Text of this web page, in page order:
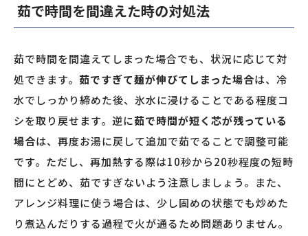
茹で時間を間違えた時の対処法
茹で時間を間違えてしまった場合でも、状況に応じて対
処できます。 茹ですぎて麺が伸びてしまった場合は、冷
水でしっかり締めた後、氷水に浸けることである程度コ
シを取り戻せます。逆に茹で時間が短く芯が残っている
場合は、再度お湯に戻して追加で茹でることで調整可能
です。ただし、再加熱する際は10秒から20秒程度の短時
間にとどめ、茹ですぎないよう注意しましょう。また、
アレンジ料理に使う場合は、少し固めの状態でも炒めた
り煮込んだりする過程で火が通るため問題ありません。